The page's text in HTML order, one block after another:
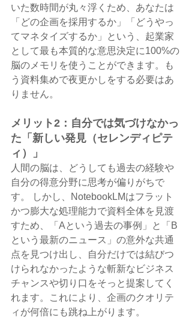
いた数時間が丸々浮くため、あなたは
「どの企画を採用するか」「どうやっ
てマネタイズするか」という、起業家
として最も本質的な意思決定に100%の
脳のメモリを使うことができます。も
う資料集めで夜更かしをする必要はあ
りません。
メリット2：自分では気づけなかっ
た「新しい発見（セレンディピテ
ィ）」
人間の脳は、どうしても過去の経験や
自分の得意分野に思考が偏りがちで
す。 しかし、NotebookLMはフラット
かつ膨大な処理能力で資料全体を見渡
すため、「Aという過去の事例」と「B
という最新のニュース」の意外な共通
点を見つけ出し、自分だけでは結びつ
けられなかったような斬新なビジネス
チャンスや切り口をそっと提案してく
れます。これにより、企画のクオリテ
ィが何倍にも跳ね上がります。